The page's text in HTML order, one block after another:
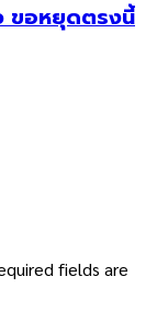
ขอหยุดตรงนี้
fields are